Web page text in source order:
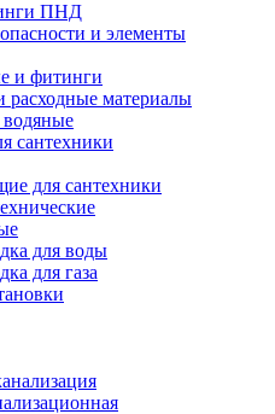
ПНД
и элементы
и фитинги
расходные материалы
сантехники
для сантехники
для воды
для газа